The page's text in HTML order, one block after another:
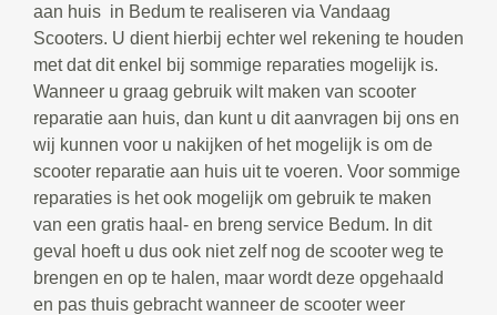
aan huis in Bedum te realiseren via Vandaag
Scooters. U dient hierbij echter wel rekening te houden
met dat dit enkel bij sommige reparaties mogelijk is.
Wanneer u graag gebruik wilt maken van scooter
reparatie aan huis, dan kunt u dit aanvragen bij ons en
wij kunnen voor u nakijken of het mogelijk is om de
scooter reparatie aan huis uit te voeren. Voor sommige
reparaties is het ook mogelijk om gebruik te maken
van een gratis haal- en breng service Bedum. In dit
geval hoeft u dus ook niet zelf nog de scooter weg te
brengen en op te halen, maar wordt deze opgehaald
en pas thuis gebracht wanneer de scooter weer